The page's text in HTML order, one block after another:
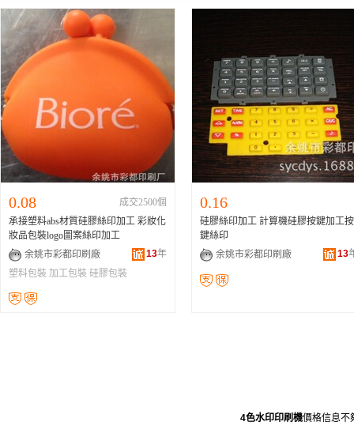
0.08
成交2500個
承接塑料abs材質硅膠絲印加工 彩妝化
妝品包裝logo圖案絲印加工
余姚市彩都印刷廠
13年
塑料包裝 加工包裝 硅膠包裝
0.16
硅膠絲印加工 計算機硅膠按鍵加工按
鍵絲印
余姚市彩都印刷廠
13
4色水印印刷機價格信息不